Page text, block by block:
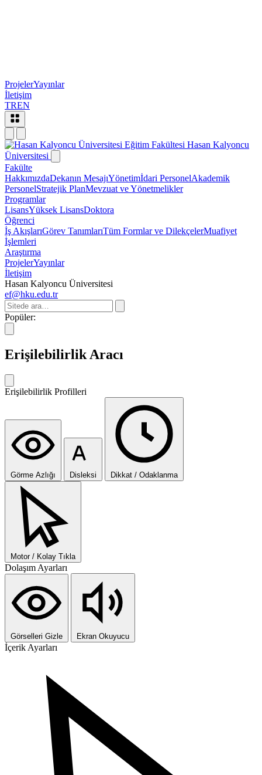
ProjelerYayınlar
İletişim
TREN
Eğitim Fakültesi Hasan Kalyoncu
Üniversitesi
Fakülte
HakkımızdaDekanın MesajıYönetimİdari PersonelAkademik
PersonelStratejik PlanMevzuat ve Yönetmelikler
Programlar
LisansYüksek LisansDoktora
Öğrenci
İş AkışlarıGörev TanımlarıTüm Formlar ve DilekçelerMuafiyet
İşlemleri
Araştırma
ProjelerYayınlar
İletişim
Hasan Kalyoncu Üniversitesi
ef@hku.edu.tr
Popüler:
Erişilebilirlik Aracı
Erişilebilirlik Profilleri
Görme Azlığı Disleksi Dikkat / Odaklanma
Motor / Kolay Tıkla
Dolaşım Ayarları
Görselleri Gizle Ekran Okuyucu
İçerik Ayarları